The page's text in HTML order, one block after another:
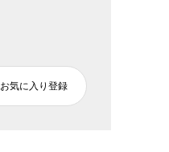
お気に入り登録